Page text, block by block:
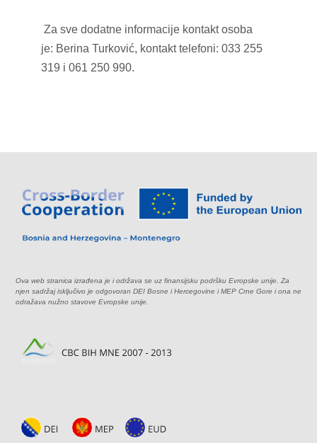
Za sve dodatne informacije kontakt osoba
je: Berina Turković, kontakt telefoni: 033 255
319 i 061 250 990.
Ova web stranica izrađena je i održava se uz finansijsku podršku Evropske unije. Za
njen sadržaj isključivo je odgovoran DEI Bosne i Hercegovine i MEP Crne Gore i ona ne
odražava nužno stavove Evropske unije.